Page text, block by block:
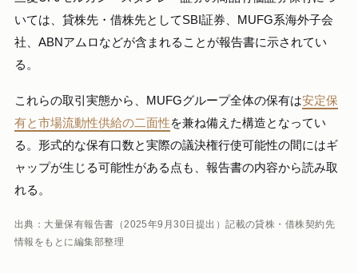
いては、貸株先・借株先としてSBI証券、MUFG系海外子会
社、ABNアムロなどが含まれることが報告書に示されてい
る。
これらの取引実態から、MUFGグループ全体の保有は安定保
有と市場流動性供給の二面性を兼ね備えた構造となってい
る。形式的な保有口数と実際の議決権行使可能性の間にはギ
ャップが生じる可能性がある点も、報告書の内容から読み取
れる。
出典：大量保有報告書（2025年9月30日提出）記載の貸株・借株契約先
情報をもとに編集部整理